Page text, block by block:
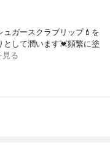
ガースクラブリップ💄を
して潤います💓頻繁に塗
見る